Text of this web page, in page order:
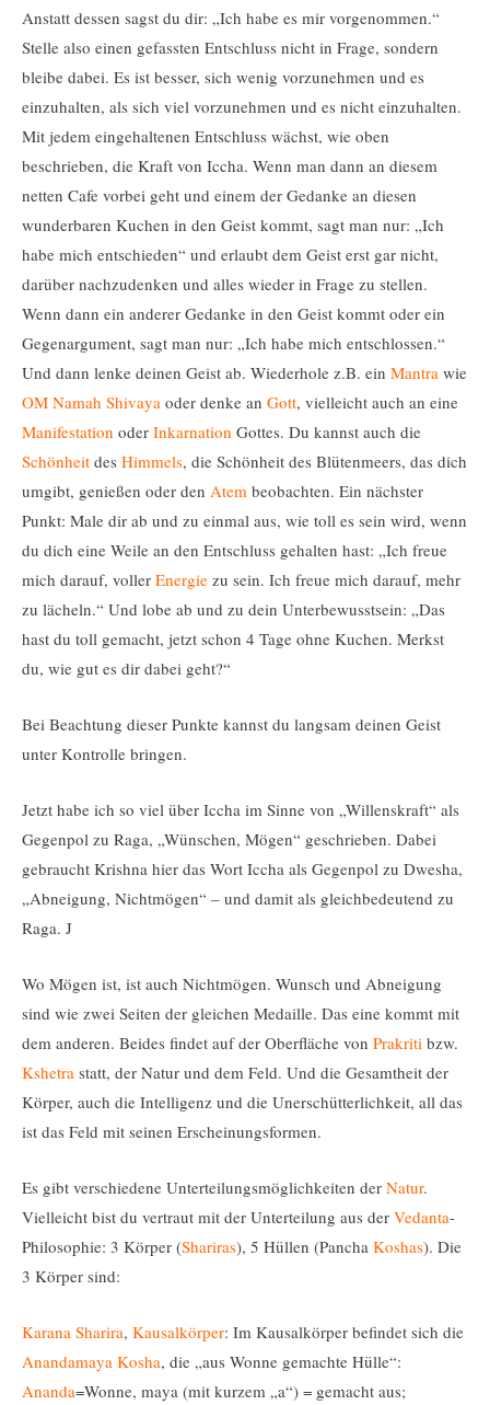
Anstatt dessen sagst du dir: „Ich habe es mir vorgenommen.“
Stelle also einen gefassten Entschluss nicht in Frage, sondern
bleibe dabei. Es ist besser, sich wenig vorzunehmen und es
einzuhalten, als sich viel vorzunehmen und es nicht einzuhalten.
Mit jedem eingehaltenen Entschluss wächst, wie oben
beschrieben, die Kraft von Iccha. Wenn man dann an diesem
netten Cafe vorbei geht und einem der Gedanke an diesen
wunderbaren Kuchen in den Geist kommt, sagt man nur: „Ich
habe mich entschieden“ und erlaubt dem Geist erst gar nicht,
darüber nachzudenken und alles wieder in Frage zu stellen.
Wenn dann ein anderer Gedanke in den Geist kommt oder ein
Gegenargument, sagt man nur: „Ich habe mich entschlossen.“
Und dann lenke deinen Geist ab. Wiederhole z.B. ein Mantra wie
OM Namah Shivaya oder denke an Gott, vielleicht auch an eine
Manifestation oder Inkarnation Gottes. Du kannst auch die
Schönheit des Himmels, die Schönheit des Blütenmeers, das dich
umgibt, genießen oder den Atem beobachten. Ein nächster
Punkt: Male dir ab und zu einmal aus, wie toll es sein wird, wenn
du dich eine Weile an den Entschluss gehalten hast: „Ich freue
mich darauf, voller Energie zu sein. Ich freue mich darauf, mehr
zu lächeln.“ Und lobe ab und zu dein Unterbewusstsein: „Das
hast du toll gemacht, jetzt schon 4 Tage ohne Kuchen. Merkst
du, wie gut es dir dabei geht?“
Bei Beachtung dieser Punkte kannst du langsam deinen Geist
unter Kontrolle bringen.
Jetzt habe ich so viel über Iccha im Sinne von „Willenskraft“ als
Gegenpol zu Raga, „Wünschen, Mögen“ geschrieben. Dabei
gebraucht Krishna hier das Wort Iccha als Gegenpol zu Dwesha,
„Abneigung, Nichtmögen“ – und damit als gleichbedeutend zu
Raga. J
Wo Mögen ist, ist auch Nichtmögen. Wunsch und Abneigung
sind wie zwei Seiten der gleichen Medaille. Das eine kommt mit
dem anderen. Beides findet auf der Oberfläche von Prakriti bzw.
Kshetra statt, der Natur und dem Feld. Und die Gesamtheit der
Körper, auch die Intelligenz und die Unerschütterlichkeit, all das
ist das Feld mit seinen Erscheinungsformen.
Es gibt verschiedene Unterteilungsmöglichkeiten der Natur.
Vielleicht bist du vertraut mit der Unterteilung aus der Vedanta-
Philosophie: 3 Körper (Shariras), 5 Hüllen (Pancha Koshas). Die
3 Körper sind:
Karana Sharira, Kausalkörper: Im Kausalkörper befindet sich die
Anandamaya Kosha, die „aus Wonne gemachte Hülle“:
Ananda=Wonne, maya (mit kurzem „a“) = gemacht aus;